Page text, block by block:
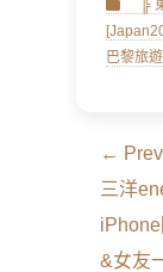
╠
巴黎旅遊
文
章
導
覽
←
post:
三洋
&女友